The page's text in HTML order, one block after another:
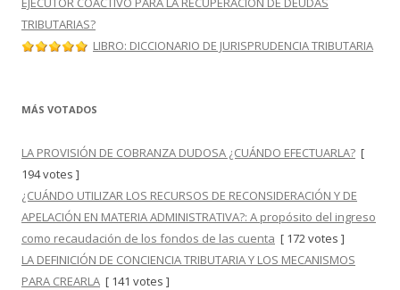
TRIBUTARIAS?
LIBRO: DICCIONARIO DE JURISPRUDENCIA TRIBUTARIA
MÁS VOTADOS
LA PROVISIÓN DE COBRANZA DUDOSA ¿CUÁNDO EFECTUARLA? [
194 votes ]
¿CUÁNDO UTILIZAR LOS RECURSOS DE RECONSIDERACIÓN Y DE
APELACIÓN EN MATERIA ADMINISTRATIVA?: A propósito del ingreso
como recaudación de los fondos de las cuenta [ 172 votes ]
LA DEFINICIÓN DE CONCIENCIA TRIBUTARIA Y LOS MECANISMOS
PARA CREARLA [ 141 votes ]